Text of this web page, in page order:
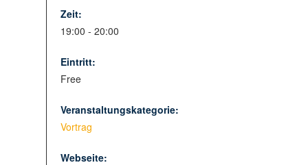
Zeit:
19:00 - 20:00
Eintritt:
Free
Veranstaltungskategorie:
Vortrag
Webseite: